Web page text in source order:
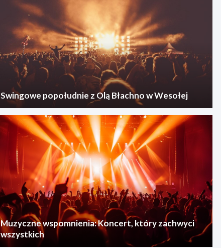
Swingowe popołudnie z Olą Błachno w Wesołej
Muzyczne wspomnienia: Koncert, który zachwyci
wszystkich